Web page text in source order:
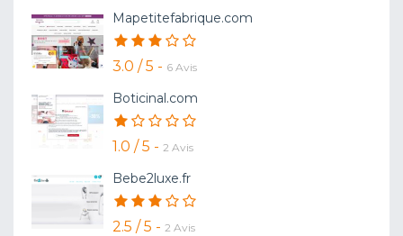
Mapetitefabrique.com
3.0 / 5 - 6 Avis
Boticinal.com
1.0 / 5 - 2 Avis
Bebe2luxe.fr
2.5 / 5 - 2 Avis